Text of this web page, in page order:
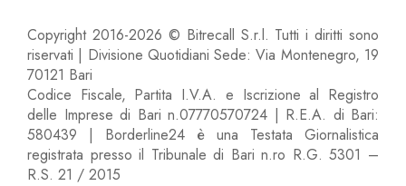
Copyright 2016-2026 © Bitrecall S.r.l. Tutti i diritti sono
riservati | Divisione Quotidiani Sede: Via Montenegro, 19
70121 Bari
Codice Fiscale, Partita I.V.A. e Iscrizione al Registro
delle Imprese di Bari n.07770570724 | R.E.A. di Bari:
580439 | Borderline24 è una Testata Giornalistica
registrata presso il Tribunale di Bari n.ro R.G. 5301 –
R.S. 21 / 2015